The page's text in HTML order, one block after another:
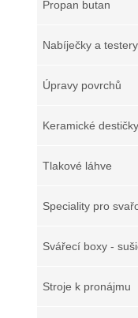
Propan butan
Nabíječky a testery
Úpravy povrchů
Keramické destičky
Tlakové láhve
Speciality pro
Svářecí boxy -
Stroje k pronájmu